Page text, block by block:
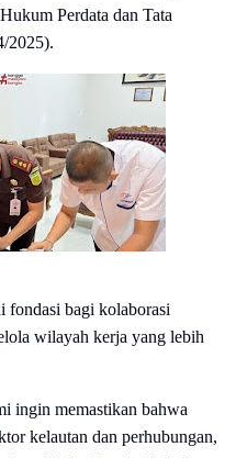
Perdata dan Tata
2025).
fondasi bagi kolaborasi
wilayah kerja yang lebih
ingin memastikan bahwa
kelautan dan perhubungan,